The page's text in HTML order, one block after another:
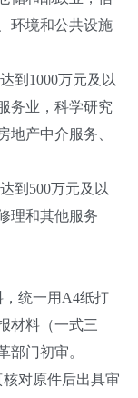
环境和公共设施
1000万元及以
务业，科学研究
地产中介服务、
500万元及以
理和其他服务
统一用A4纸打
材料（一式三
部门初审。
对原件后出具审